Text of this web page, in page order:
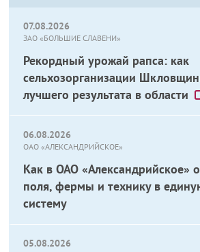
07.08.2026
ЗАО «БОЛЬШИЕ СЛАВЕНИ»
Рекордный урожай рапса: как
сельхозорганизации
лучшего результата в области
06.08.2026
ОАО «АЛЕКСАНДРИЙСКОЕ»
Как в ОАО «Александрийское»
поля, фермы и технику в
систему
05.08.2026